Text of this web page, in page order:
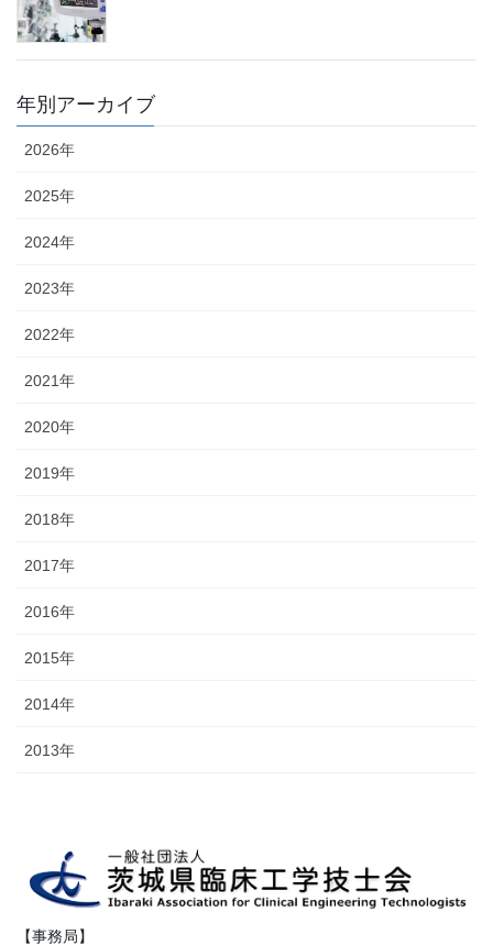
年別アーカイブ
2026年
2025年
2024年
2023年
2022年
2021年
2020年
2019年
2018年
2017年
2016年
2015年
2014年
2013年
【事務局】